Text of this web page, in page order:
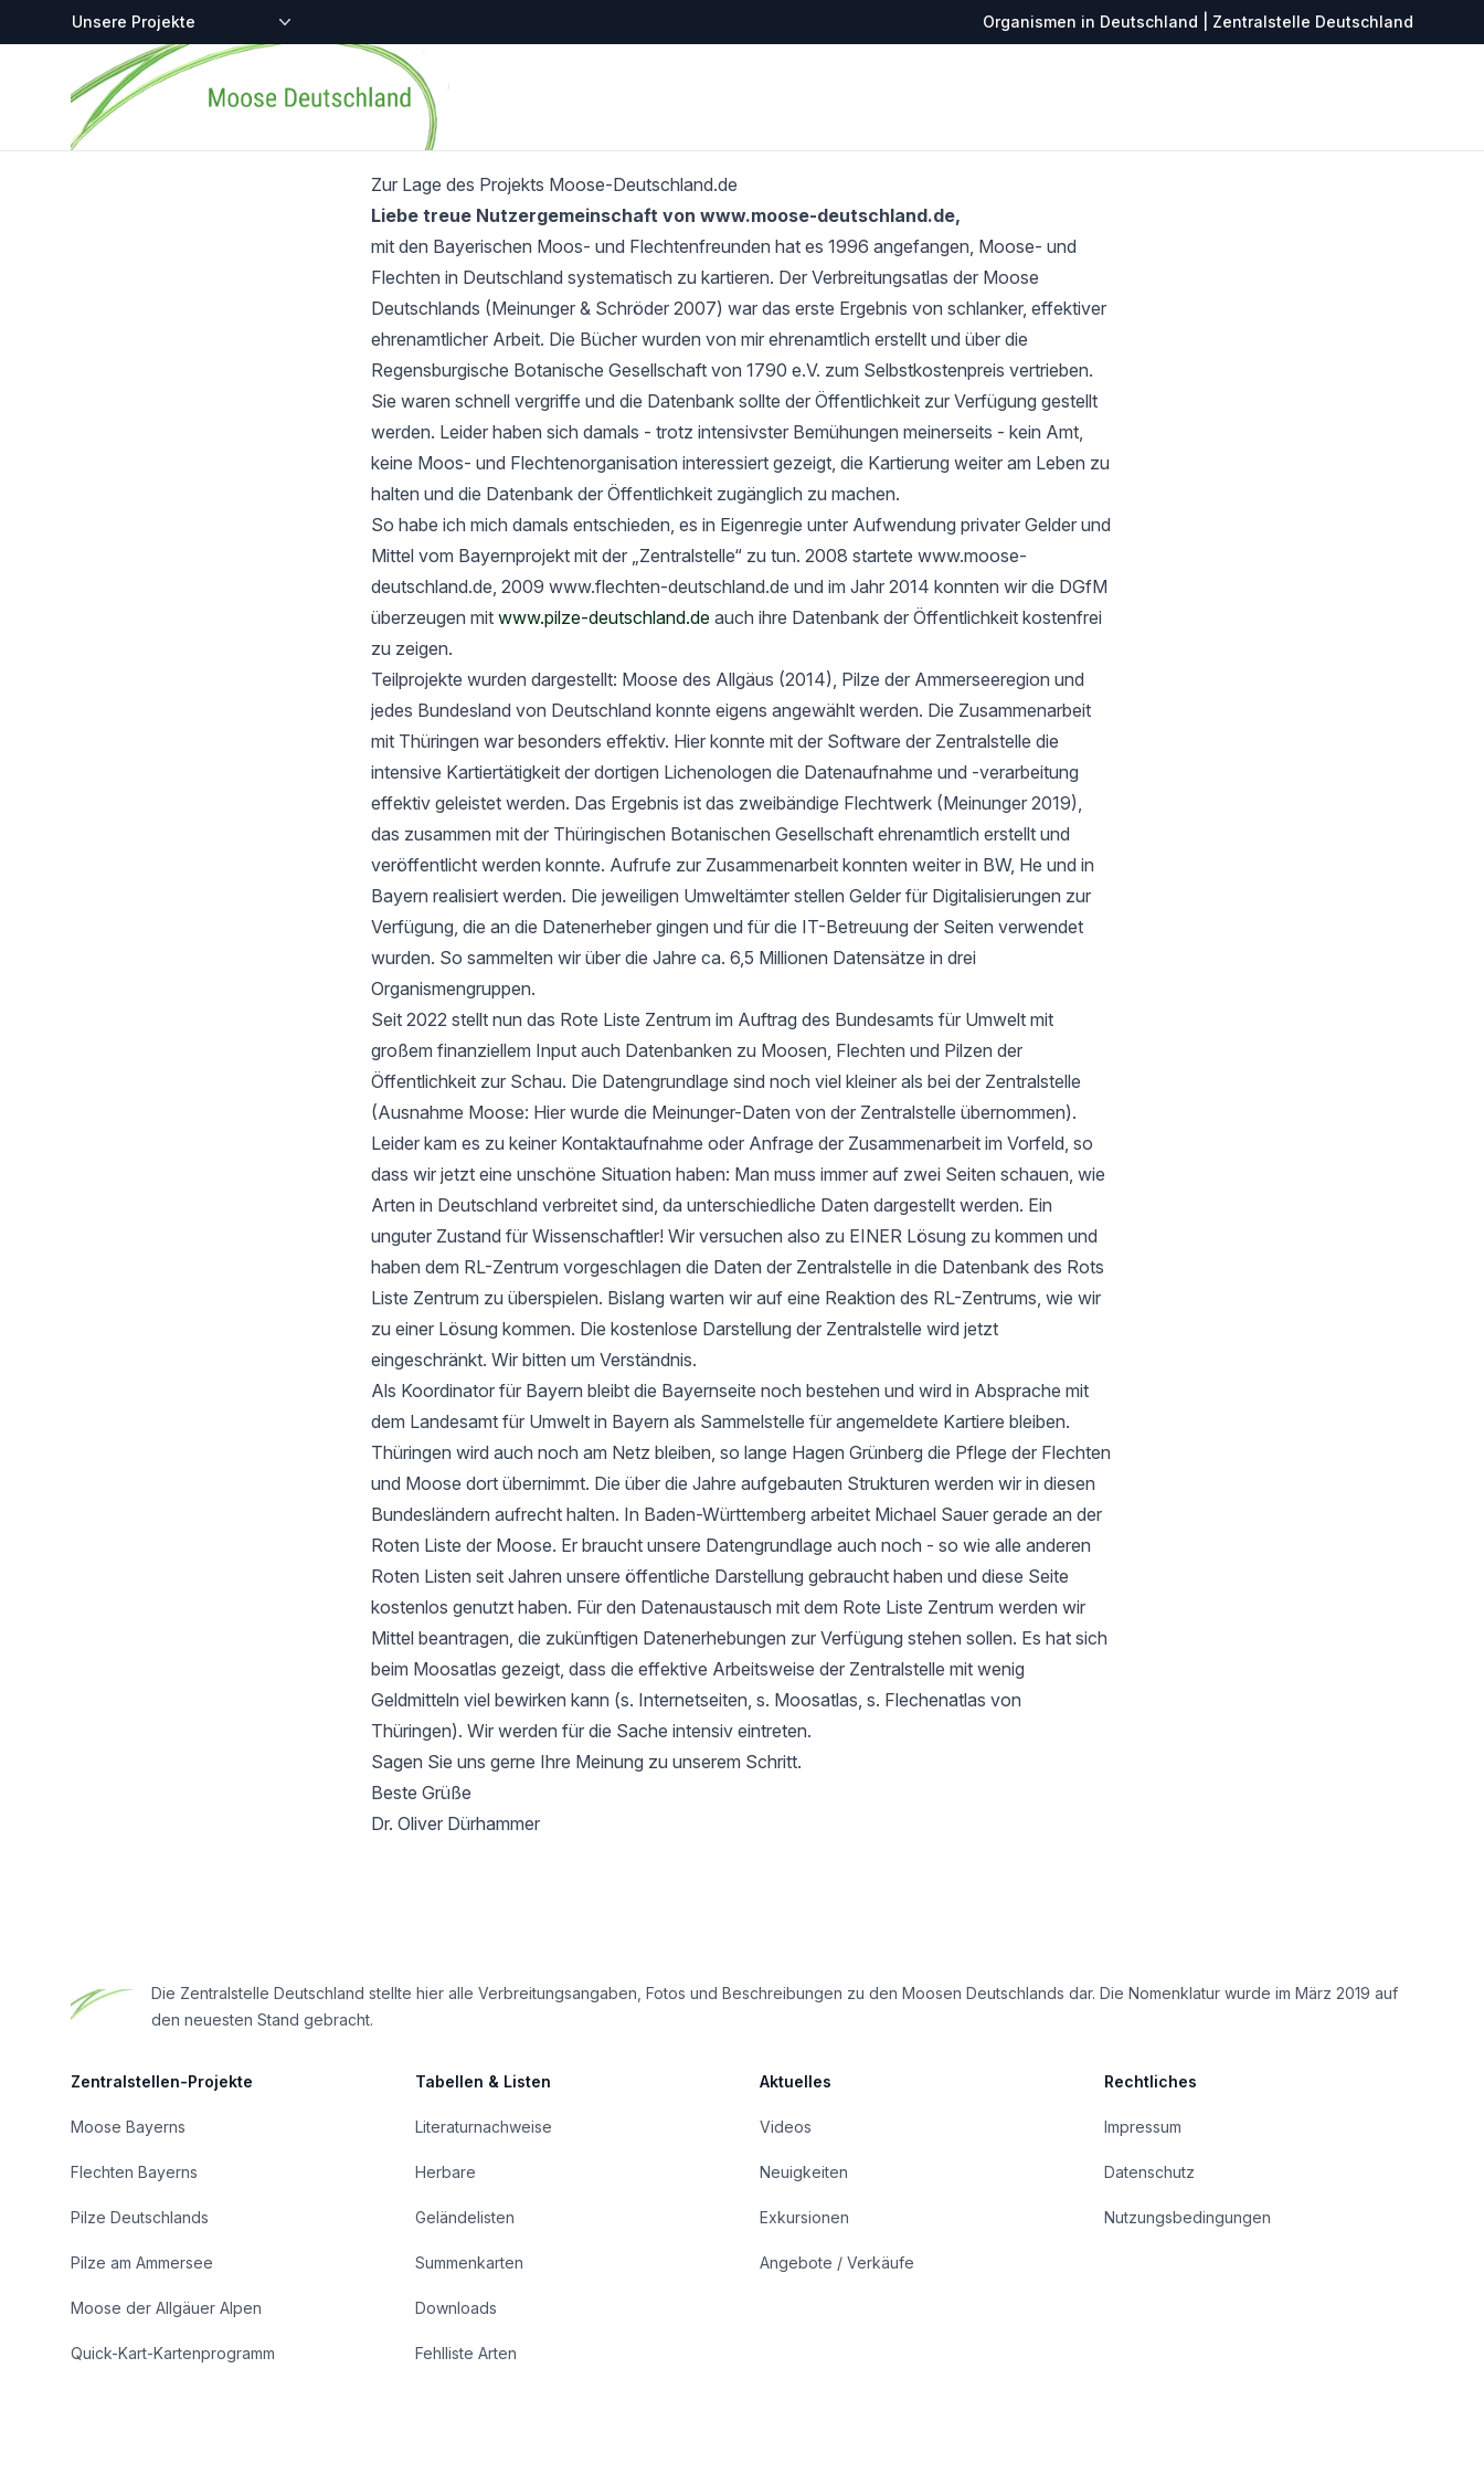
Zentralstellen-Projekte Organismen in Deutschland | Zentralstelle Deutschland
Startseite
Zur Lage des Projekts Moose-Deutschland.de
Liebe treue Nutzergemeinschaft von www.moose-deutschland.de,
mit den Bayerischen Moos- und Flechtenfreunden hat es 1996 angefangen, Moose- und
Flechten in Deutschland systematisch zu kartieren. Der Verbreitungsatlas der Moose
Deutschlands (Meinunger & Schröder 2007) war das erste Ergebnis von schlanker, effektiver
ehrenamtlicher Arbeit. Die Bücher wurden von mir ehrenamtlich erstellt und über die
Regensburgische Botanische Gesellschaft von 1790 e.V. zum Selbstkostenpreis vertrieben.
Sie waren schnell vergriffe und die Datenbank sollte der Öffentlichkeit zur Verfügung gestellt
werden. Leider haben sich damals - trotz intensivster Bemühungen meinerseits - kein Amt,
keine Moos- und Flechtenorganisation interessiert gezeigt, die Kartierung weiter am Leben zu
halten und die Datenbank der Öffentlichkeit zugänglich zu machen.
So habe ich mich damals entschieden, es in Eigenregie unter Aufwendung privater Gelder und
Mittel vom Bayernprojekt mit der „Zentralstelle“ zu tun. 2008 startete www.moose-
deutschland.de, 2009 www.flechten-deutschland.de und im Jahr 2014 konnten wir die DGfM
überzeugen mit www.pilze-deutschland.de auch ihre Datenbank der Öffentlichkeit kostenfrei
zu zeigen.
Teilprojekte wurden dargestellt: Moose des Allgäus (2014), Pilze der Ammerseeregion und
jedes Bundesland von Deutschland konnte eigens angewählt werden. Die Zusammenarbeit
mit Thüringen war besonders effektiv. Hier konnte mit der Software der Zentralstelle die
intensive Kartiertätigkeit der dortigen Lichenologen die Datenaufnahme und -verarbeitung
effektiv geleistet werden. Das Ergebnis ist das zweibändige Flechtwerk (Meinunger 2019),
das zusammen mit der Thüringischen Botanischen Gesellschaft ehrenamtlich erstellt und
veröffentlicht werden konnte. Aufrufe zur Zusammenarbeit konnten weiter in BW, He und in
Bayern realisiert werden. Die jeweiligen Umweltämter stellen Gelder für Digitalisierungen zur
Verfügung, die an die Datenerheber gingen und für die IT-Betreuung der Seiten verwendet
wurden. So sammelten wir über die Jahre ca. 6,5 Millionen Datensätze in drei
Organismengruppen.
Seit 2022 stellt nun das Rote Liste Zentrum im Auftrag des Bundesamts für Umwelt mit
großem finanziellem Input auch Datenbanken zu Moosen, Flechten und Pilzen der
Öffentlichkeit zur Schau. Die Datengrundlage sind noch viel kleiner als bei der Zentralstelle
(Ausnahme Moose: Hier wurde die Meinunger-Daten von der Zentralstelle übernommen).
Leider kam es zu keiner Kontaktaufnahme oder Anfrage der Zusammenarbeit im Vorfeld, so
dass wir jetzt eine unschöne Situation haben: Man muss immer auf zwei Seiten schauen, wie
Arten in Deutschland verbreitet sind, da unterschiedliche Daten dargestellt werden. Ein
unguter Zustand für Wissenschaftler! Wir versuchen also zu EINER Lösung zu kommen und
haben dem RL-Zentrum vorgeschlagen die Daten der Zentralstelle in die Datenbank des Rots
Liste Zentrum zu überspielen. Bislang warten wir auf eine Reaktion des RL-Zentrums, wie wir
zu einer Lösung kommen. Die kostenlose Darstellung der Zentralstelle wird jetzt
eingeschränkt. Wir bitten um Verständnis.
Als Koordinator für Bayern bleibt die Bayernseite noch bestehen und wird in Absprache mit
dem Landesamt für Umwelt in Bayern als Sammelstelle für angemeldete Kartiere bleiben.
Thüringen wird auch noch am Netz bleiben, so lange Hagen Grünberg die Pflege der Flechten
und Moose dort übernimmt. Die über die Jahre aufgebauten Strukturen werden wir in diesen
Bundesländern aufrecht halten. In Baden-Württemberg arbeitet Michael Sauer gerade an der
Roten Liste der Moose. Er braucht unsere Datengrundlage auch noch - so wie alle anderen
Roten Listen seit Jahren unsere öffentliche Darstellung gebraucht haben und diese Seite
kostenlos genutzt haben. Für den Datenaustausch mit dem Rote Liste Zentrum werden wir
Mittel beantragen, die zukünftigen Datenerhebungen zur Verfügung stehen sollen. Es hat sich
beim Moosatlas gezeigt, dass die effektive Arbeitsweise der Zentralstelle mit wenig
Geldmitteln viel bewirken kann (s. Internetseiten, s. Moosatlas, s. Flechenatlas von
Thüringen). Wir werden für die Sache intensiv eintreten.
Sagen Sie uns gerne Ihre Meinung zu unserem Schritt.
Beste Grüße
Dr. Oliver Dürhammer
Die Zentralstelle Deutschland stellte hier alle Verbreitungsangaben, Fotos und Beschreibungen zu den Moosen Deutschlands dar. Die Nomenklatur wurde im März 2019 auf
den neuesten Stand gebracht.
Zentralstellen-Projekte
Moose Bayerns
Flechten Bayerns
Pilze Deutschlands
Pilze am Ammersee
Moose der Allgäuer Alpen
Quick-Kart-Kartenprogramm
Tabellen & Listen
Literaturnachweise
Herbare
Geländelisten
Summenkarten
Downloads
Fehlliste Arten
Aktuelles
Videos
Neuigkeiten
Exkursionen
Angebote / Verkäufe
Rechtliches
Impressum
Datenschutz
Nutzungsbedingungen